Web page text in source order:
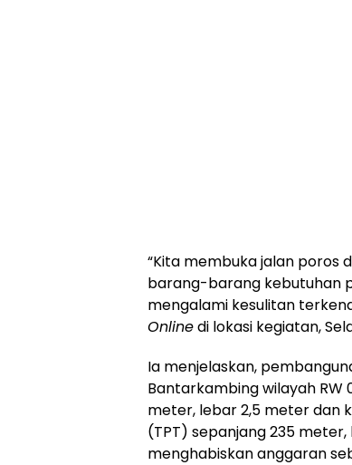
“Kita membuka jalan poros
barang-barang kebutuhan
mengalami kesulitan
Onlinedi lokasi kegiatan,
Ia menjelaskan,
Bantarkambing wilayah RW
meter, lebar 2,5 meter dan
(TPT) sepanjang 235
menghabiskan anggaran